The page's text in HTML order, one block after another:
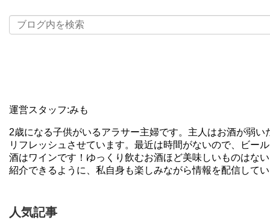
運営スタッフ:みも
2歳になる子供がいるアラサー主婦です。主人はお酒が弱
リフレッシュさせています。最近は時間がないので、ビー
酒はワインです！ゆっくり飲むお酒ほど美味しいものはな
紹介できるように、私自身も楽しみながら情報を配信して
人気記事